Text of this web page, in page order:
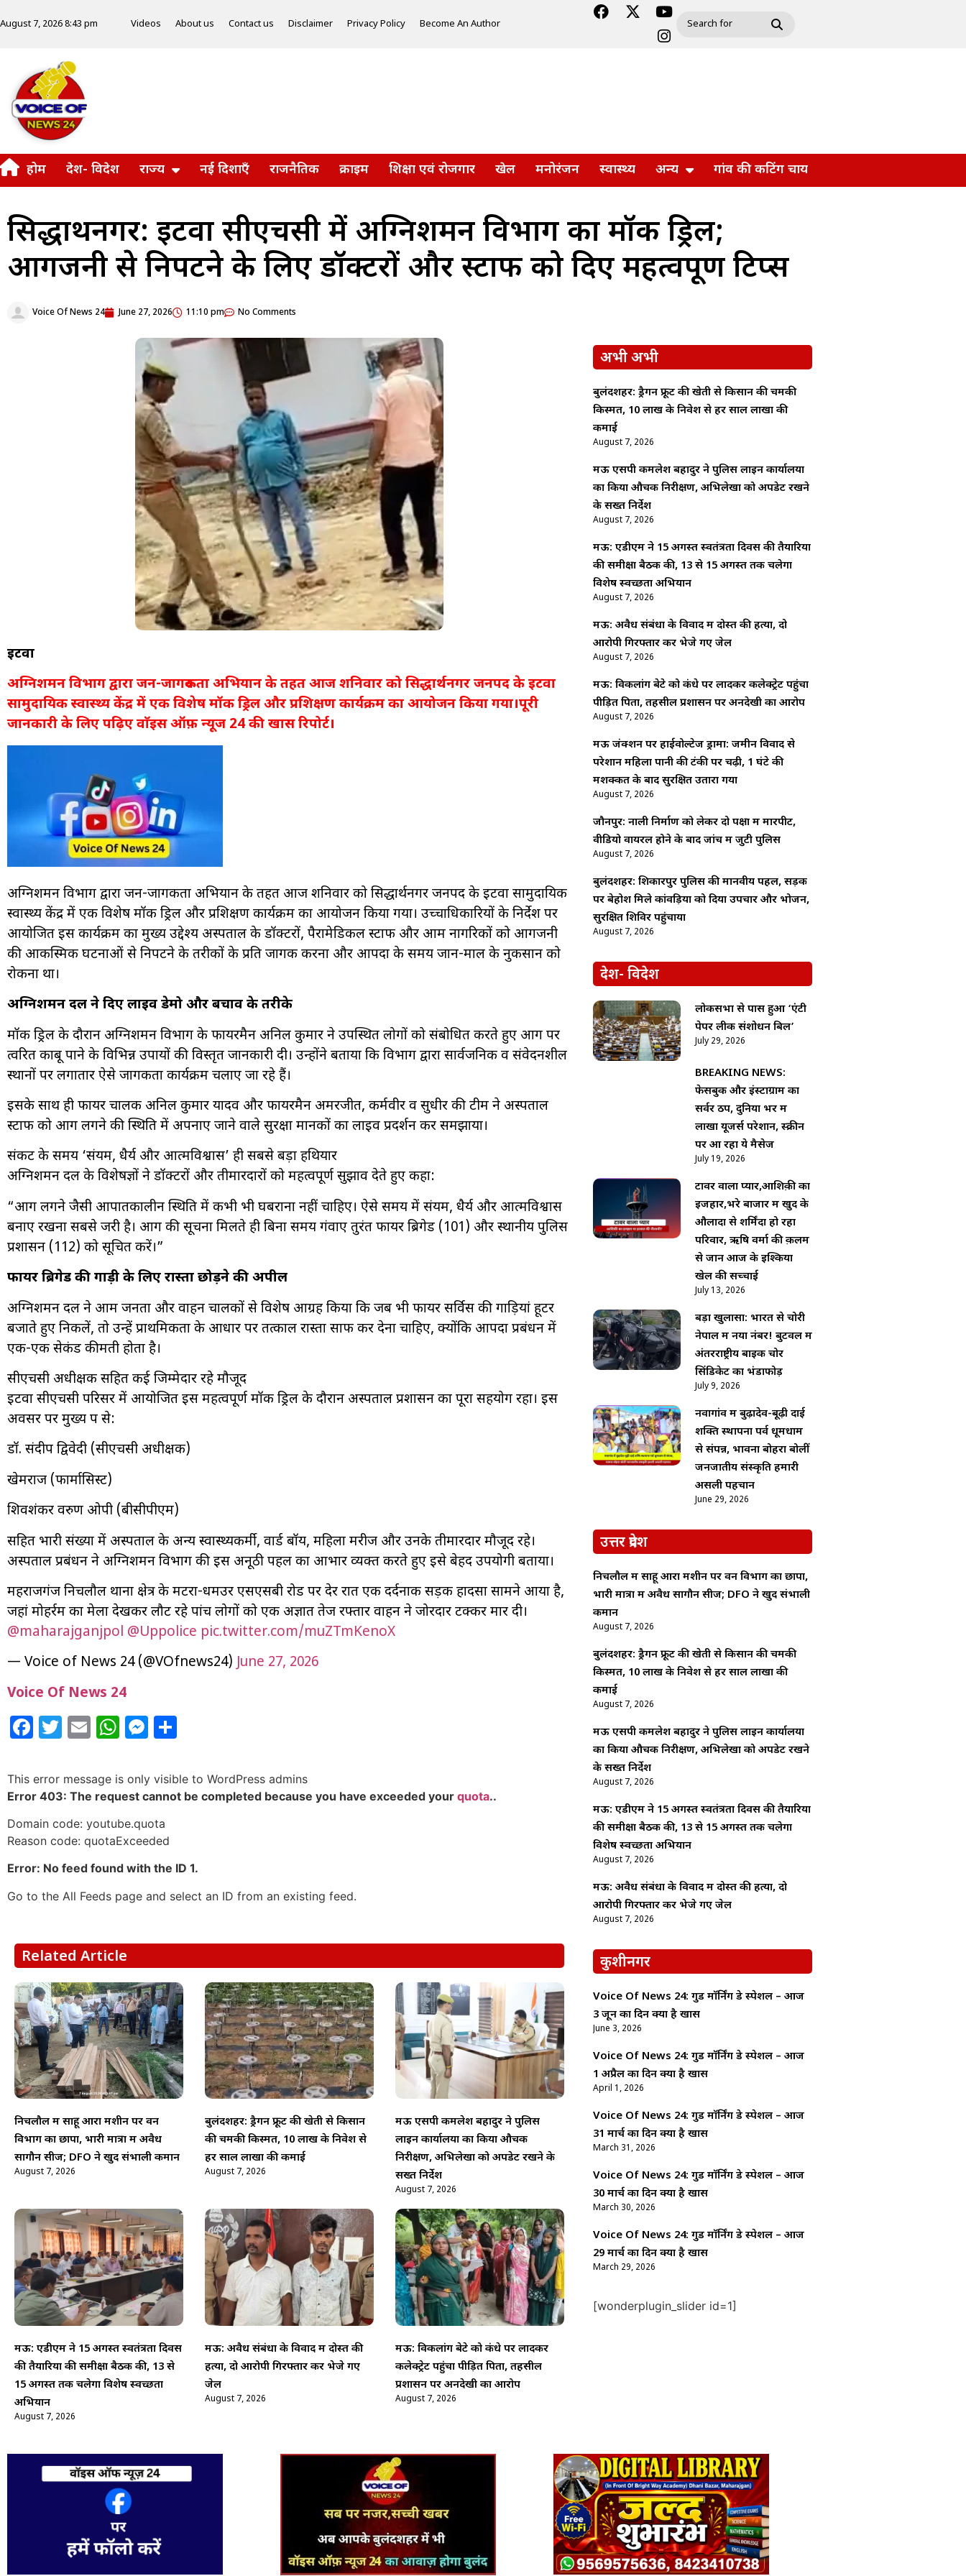
August 7, 2026 8:43 pm Videos About us Contact us Disclaimer Privacy Policy Become An Author
होम देश- विदेश राज्य नई दिशाएँ राजनैतिक क्राइम शिक्षा एवं रोजगार खेल मनोरंजन स्वास्थ्य अन्य गांव की कटिंग चाय
सिद्धार्थनगर: इटवा सीएचसी में अग्निशमन विभाग का मॉक ड्रिल;
आगजनी से निपटने के लिए डॉक्टरों और स्टाफ को दिए महत्वपूर्ण टिप्स
Voice Of News 24 June 27, 2026 11:10 pm No Comments
इटवा
अग्निशमन विभाग द्वारा जन-जागरूकता अभियान के तहत आज शनिवार को सिद्धार्थनगर जनपद के इटवा
सामुदायिक स्वास्थ्य केंद्र में एक विशेष मॉक ड्रिल और प्रशिक्षण कार्यक्रम का आयोजन किया गया।पूरी
जानकारी के लिए पढ़िए वाॅइस ऑफ़ न्यूज 24 की खास रिपोर्ट।
अग्निशमन विभाग द्वारा जन-जागरूकता अभियान के तहत आज शनिवार को सिद्धार्थनगर जनपद के इटवा सामुदायिक
स्वास्थ्य केंद्र में एक विशेष मॉक ड्रिल और प्रशिक्षण कार्यक्रम का आयोजन किया गया। उच्चाधिकारियों के निर्देश पर
आयोजित इस कार्यक्रम का मुख्य उद्देश्य अस्पताल के डॉक्टरों, पैरामेडिकल स्टाफ और आम नागरिकों को आगजनी
की आकस्मिक घटनाओं से निपटने के तरीकों के प्रति जागरूक करना और आपदा के समय जान-माल के नुकसान को
रोकना था।
अग्निशमन दल ने दिए लाइव डेमो और बचाव के तरीके
मॉक ड्रिल के दौरान अग्निशमन विभाग के फायरमैन अनिल कुमार ने उपस्थित लोगों को संबोधित करते हुए आग पर
त्वरित काबू पाने के विभिन्न उपायों की विस्तृत जानकारी दी। उन्होंने बताया कि विभाग द्वारा सार्वजनिक व संवेदनशील
स्थानों पर लगातार ऐसे जागरूकता कार्यक्रम चलाए जा रहे हैं।
इसके साथ ही फायर चालक अनिल कुमार यादव और फायरमैन अमरजीत, कर्मवीर व सुधीर की टीम ने अस्पताल
स्टाफ को आग लगने की स्थिति में अपनाए जाने वाले सुरक्षा मानकों का लाइव प्रदर्शन कर समझाया।
संकट के समय ‘संयम, धैर्य और आत्मविश्वास’ ही सबसे बड़ा हथियार
अग्निशमन दल के विशेषज्ञों ने डॉक्टरों और तीमारदारों को महत्वपूर्ण सुझाव देते हुए कहा:
“आग लगने जैसी आपातकालीन स्थिति में कभी भी घबराना नहीं चाहिए। ऐसे समय में संयम, धैर्य और आत्मविश्वास
बनाए रखना सबसे जरूरी है। आग की सूचना मिलते ही बिना समय गंवाए तुरंत फायर ब्रिगेड (101) और स्थानीय पुलिस
प्रशासन (112) को सूचित करें।”
फायर ब्रिगेड की गाड़ी के लिए रास्ता छोड़ने की अपील
अग्निशमन दल ने आम जनता और वाहन चालकों से विशेष आग्रह किया कि जब भी फायर सर्विस की गाड़ियां हूटर
बजाते हुए निकलें, तो उन्हें प्राथमिकता के आधार पर तत्काल रास्ता साफ कर देना चाहिए, क्योंकि आपदा प्रबंधन में
एक-एक सेकंड कीमती होता है।
सीएचसी अधीक्षक सहित कई जिम्मेदार रहे मौजूद
इटवा सीएचसी परिसर में आयोजित इस महत्वपूर्ण मॉक ड्रिल के दौरान अस्पताल प्रशासन का पूरा सहयोग रहा। इस
अवसर पर मुख्य रूप से:
डॉ. संदीप द्विवेदी (सीएचसी अधीक्षक)
खेमराज (फार्मासिस्ट)
शिवशंकर वरुण ओपी (बीसीपीएम)
सहित भारी संख्या में अस्पताल के अन्य स्वास्थ्यकर्मी, वार्ड बॉय, महिला मरीज और उनके तीमारदार मौजूद रहे।
अस्पताल प्रबंधन ने अग्निशमन विभाग की इस अनूठी पहल का आभार व्यक्त करते हुए इसे बेहद उपयोगी बताया।
महराजगंज निचलौल थाना क्षेत्र के मटरा-धमउर एसएसबी रोड पर देर रात एक दर्दनाक सड़क हादसा सामने आया है,
जहां मोहर्रम का मेला देखकर लौट रहे पांच लोगों को एक अज्ञात तेज रफ्तार वाहन ने जोरदार टक्कर मार दी।
@maharajganjpol @Uppolice pic.twitter.com/muZTmKenoX
— Voice of News 24 (@VOfnews24)June 27, 2026
Voice Of News 24
Facebook
Twitter
EmailWhatsApp
Messenger
This error message is only visible to WordPress admins
Error 403: The request cannot be completed because you have exceeded your quota..
Domain code: youtube.quota
Reason code: quotaExceeded
Error: No feed found with the ID 1.
Go to the All Feeds page and select an ID from an existing feed.
Related Article
निचलौल में साहू आरा मशीन पर वन
विभाग का छापा, भारी मात्रा में अवैध
सागौन सीज; DFO ने खुद संभाली कमान
August 7, 2026
बुलंदशहर: ड्रैगन फ्रूट की खेती से किसान
की चमकी किस्मत, 10 लाख के निवेश से
हर साल लाखों की कमाई
August 7, 2026
मऊ एसपी कमलेश बहादुर ने पुलिस
लाइन कार्यालयों का किया औचक
निरीक्षण, अभिलेखों को अपडेट रखने के
सख्त निर्देश
August 7, 2026
मऊ: एडीएम ने 15 अगस्त स्वतंत्रता दिवस
की तैयारियों की समीक्षा बैठक की, 13 से
15 अगस्त तक चलेगा विशेष स्वच्छता
अभियान
August 7, 2026
मऊ: अवैध संबंधों के विवाद में दोस्त की
हत्या, दो आरोपी गिरफ्तार कर भेजे गए
जेल
August 7, 2026
मऊ: विकलांग बेटे को कंधे पर लादकर
कलेक्ट्रेट पहुंचा पीड़ित पिता, तहसील
प्रशासन पर अनदेखी का आरोप
August 7, 2026
अभी अभी
बुलंदशहर: ड्रैगन फ्रूट की खेती से किसान की चमकी
किस्मत, 10 लाख के निवेश से हर साल लाखों की
कमाई
August 7, 2026
मऊ एसपी कमलेश बहादुर ने पुलिस लाइन कार्यालयों
का किया औचक निरीक्षण, अभिलेखों को अपडेट रखने
के सख्त निर्देश
August 7, 2026
मऊ: एडीएम ने 15 अगस्त स्वतंत्रता दिवस की तैयारियों
की समीक्षा बैठक की, 13 से 15 अगस्त तक चलेगा
विशेष स्वच्छता अभियान
August 7, 2026
मऊ: अवैध संबंधों के विवाद में दोस्त की हत्या, दो
आरोपी गिरफ्तार कर भेजे गए जेल
August 7, 2026
मऊ: विकलांग बेटे को कंधे पर लादकर कलेक्ट्रेट पहुंचा
पीड़ित पिता, तहसील प्रशासन पर अनदेखी का आरोप
August 7, 2026
मऊ जंक्शन पर हाईवोल्टेज ड्रामा: जमीन विवाद से
परेशान महिला पानी की टंकी पर चढ़ी, 1 घंटे की
मशक्कत के बाद सुरक्षित उतारा गया
August 7, 2026
जौनपुर: नाली निर्माण को लेकर दो पक्षों में मारपीट,
वीडियो वायरल होने के बाद जांच में जुटी पुलिस
August 7, 2026
बुलंदशहर: शिकारपुर पुलिस की मानवीय पहल, सड़क
पर बेहोश मिले कांवड़िया को दिया उपचार और भोजन,
सुरक्षित शिविर पहुंचाया
August 7, 2026
देश- विदेश
लोकसभा से पास हुआ ‘एंटी
पेपर लीक संशोधन बिल’
July 29, 2026
BREAKING NEWS:
फेसबुक और इंस्टाग्राम का
सर्वर ठप, दुनिया भर में
लाखों यूजर्स परेशान, स्क्रीन
पर आ रहा ये मैसेज
July 19, 2026
टावर वाला प्यार,आशिक़ी का
इजहार,भरे बाजार में खुद के
औलादों से शर्मिंदा हो रहा
परिवार, ऋषि वर्मा की क़लम
से जानें आज के इश्किया
खेल की सच्चाई
July 13, 2026
बड़ा खुलासा: भारत से चोरी
नेपाल में नया नंबर! बुटवल में
अंतरराष्ट्रीय बाइक चोर
सिंडिकेट का भंडाफोड़
July 9, 2026
नवागांव में बुढ़ादेव-बूढ़ी दाई
शक्ति स्थापना पर्व धूमधाम
से संपन्न, भावना बोहरा बोलीं
जनजातीय संस्कृति हमारी
असली पहचान
June 29, 2026
उत्तर प्रदेश
निचलौल में साहू आरा मशीन पर वन विभाग का छापा,
भारी मात्रा में अवैध सागौन सीज; DFO ने खुद संभाली
कमान
August 7, 2026
बुलंदशहर: ड्रैगन फ्रूट की खेती से किसान की चमकी
किस्मत, 10 लाख के निवेश से हर साल लाखों की
कमाई
August 7, 2026
मऊ एसपी कमलेश बहादुर ने पुलिस लाइन कार्यालयों
का किया औचक निरीक्षण, अभिलेखों को अपडेट रखने
के सख्त निर्देश
August 7, 2026
मऊ: एडीएम ने 15 अगस्त स्वतंत्रता दिवस की तैयारियों
की समीक्षा बैठक की, 13 से 15 अगस्त तक चलेगा
विशेष स्वच्छता अभियान
August 7, 2026
मऊ: अवैध संबंधों के विवाद में दोस्त की हत्या, दो
आरोपी गिरफ्तार कर भेजे गए जेल
August 7, 2026
कुशीनगर
Voice Of News 24: गुड माॅर्निंग डे स्पेशल – आज
3 जून का दिन क्यों है खास
June 3, 2026
Voice Of News 24: गुड माॅर्निंग डे स्पेशल – आज
1 अप्रैल का दिन क्यों है खास
April 1, 2026
Voice Of News 24: गुड माॅर्निंग डे स्पेशल – आज
31 मार्च का दिन क्यों है खास
March 31, 2026
Voice Of News 24: गुड माॅर्निंग डे स्पेशल – आज
30 मार्च का दिन क्यों है खास
March 30, 2026
Voice Of News 24: गुड माॅर्निंग डे स्पेशल – आज
29 मार्च का दिन क्यों है खास
March 29, 2026
[wonderplugin_slider id=1]